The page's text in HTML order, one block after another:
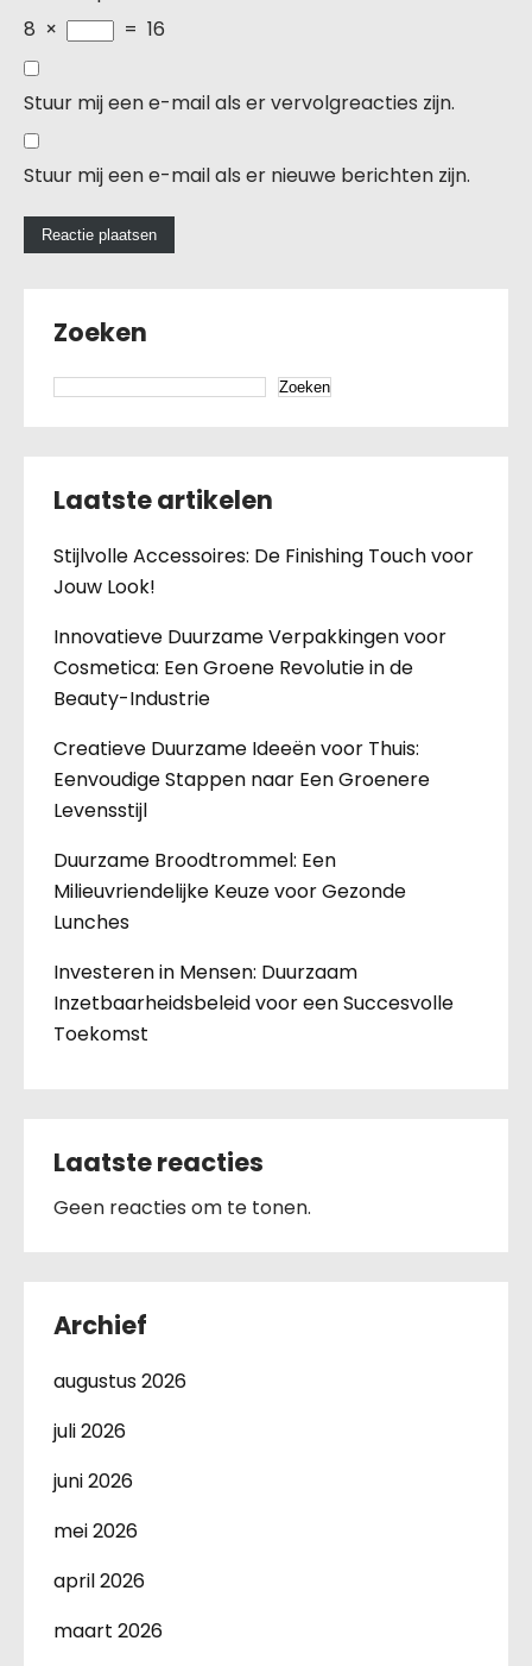
8 × = 16
Stuur mij een e-mail als er vervolgreacties zijn.
Stuur mij een e-mail als er nieuwe berichten zijn.
Zoeken
Zoeken
Laatste artikelen
Stijlvolle Accessoires: De Finishing Touch voor
Jouw Look!
Innovatieve Duurzame Verpakkingen voor
Cosmetica: Een Groene Revolutie in de
Beauty-Industrie
Creatieve Duurzame Ideeën voor Thuis:
Eenvoudige Stappen naar Een Groenere
Levensstijl
Duurzame Broodtrommel: Een
Milieuvriendelijke Keuze voor Gezonde
Lunches
Investeren in Mensen: Duurzaam
Inzetbaarheidsbeleid voor een Succesvolle
Toekomst
Laatste reacties
Geen reacties om te tonen.
Archief
augustus 2026
juli 2026
juni 2026
mei 2026
april 2026
maart 2026